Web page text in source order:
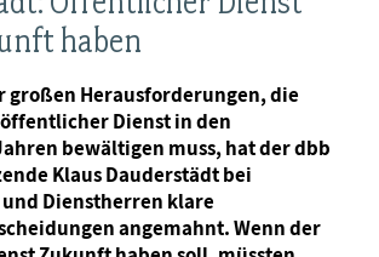
haben
großen Herausforderungen, die
Dienst in den
bewältigen muss, hat der dbb
Klaus Dauderstädt bei
Dienstherren klare
angemahnt. Wenn der